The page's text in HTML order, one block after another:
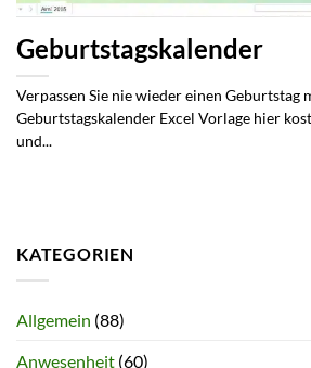
Geburtstagskalender
Verpassen Sie nie wieder einen Geburtstag
Geburtstagskalender Excel Vorlage hier
und...
KATEGORIEN
Allgemein (88)
Anwesenheit (60)